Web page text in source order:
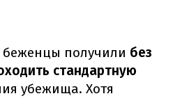
беженцы получили без
стандартную
убежища. Хотя